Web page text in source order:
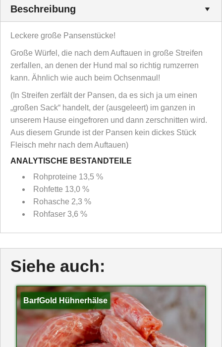
Beschreibung
Leckere große Pansenstücke!
Große Würfel, die nach dem Auftauen in große Streifen
zerfallen, an denen der Hund mal so richtig rumzerren
kann. Ähnlich wie auch beim Ochsenmaul!
(In Streifen zerfält der Pansen, da es sich ja um einen
„großen Sack“ handelt, der (ausgeleert) im ganzen in
unserem Hause eingefroren und dann zerschnitten wird.
Aus diesem Grunde ist der Pansen kein dickes Stück
Fleisch mehr nach dem Auftauen)
ANALYTISCHE BESTANDTEILE
Rohproteine 13,5 %
Rohfette 13,0 %
Rohasche 2,3 %
Rohfaser 3,6 %
Siehe auch:
BarfGold Hühnerhälse